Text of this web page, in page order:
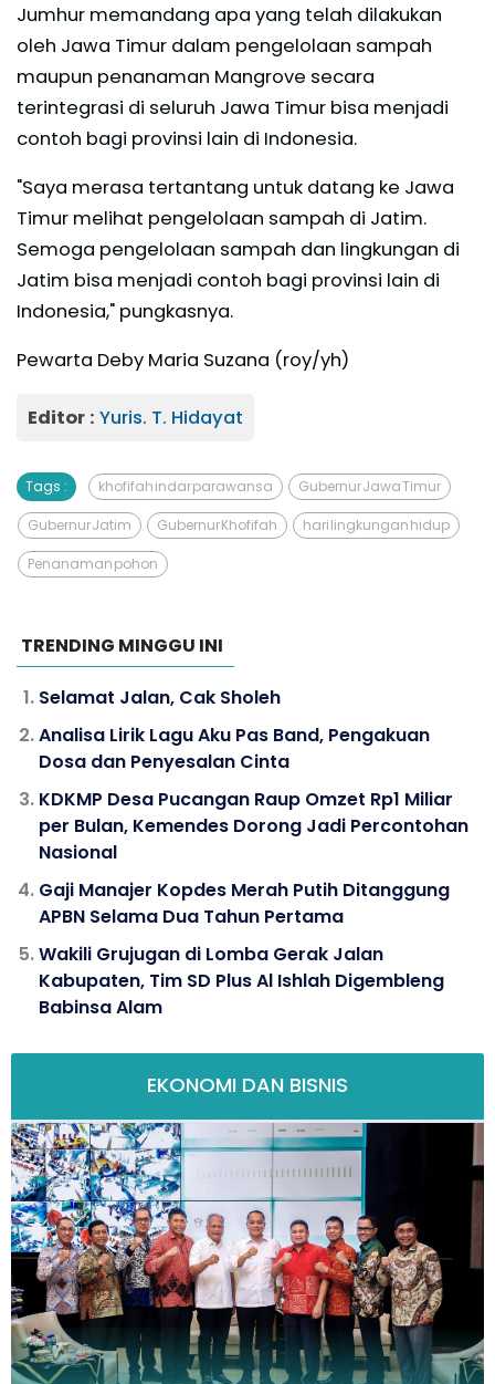
Jumhur memandang apa yang telah dilakukan
oleh Jawa Timur dalam pengelolaan sampah
maupun penanaman Mangrove secara
terintegrasi di seluruh Jawa Timur bisa menjadi
contoh bagi provinsi lain di Indonesia.
"Saya merasa tertantang untuk datang ke Jawa
Timur melihat pengelolaan sampah di Jatim.
Semoga pengelolaan sampah dan lingkungan di
Jatim bisa menjadi contoh bagi provinsi lain di
Indonesia," pungkasnya.
Pewarta Deby Maria Suzana (roy/yh)
Editor : Yuris. T. Hidayat
Tags : khofifah indar parawansa Gubernur Jawa Timur
Gubernur Jatim Gubernur Khofifah hari lingkungan hidup
Penanaman pohon
TRENDING MINGGU INI
Selamat Jalan, Cak Sholeh
Analisa Lirik Lagu Aku Pas Band, Pengakuan
Dosa dan Penyesalan Cinta
KDKMP Desa Pucangan Raup Omzet Rp1 Miliar
per Bulan, Kemendes Dorong Jadi Percontohan
Nasional
Gaji Manajer Kopdes Merah Putih Ditanggung
APBN Selama Dua Tahun Pertama
Wakili Grujugan di Lomba Gerak Jalan
Kabupaten, Tim SD Plus Al Ishlah Digembleng
Babinsa Alam
EKONOMI DAN BISNIS